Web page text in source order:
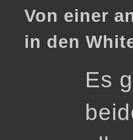
Von einer
in den
Es